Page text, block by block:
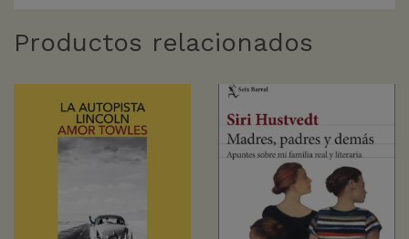
Productos relacionados